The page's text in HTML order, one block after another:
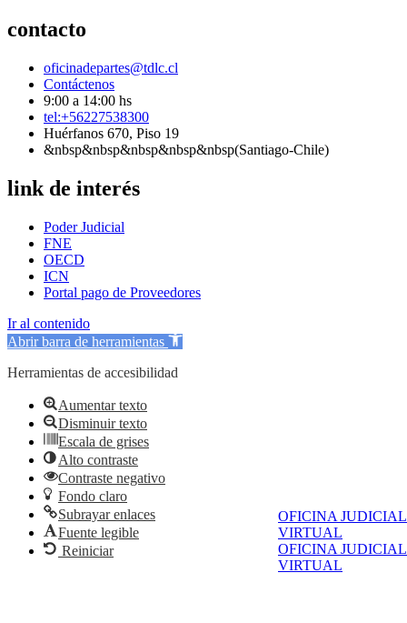
OFICINA JUDICIAL
VIRTUAL
OFICINA JUDICIAL
VIRTUAL
contacto
oficinadepartes@tdlc.cl
Contáctenos
9:00 a 14:00 hs
tel:+56227538300
Huérfanos 670, Piso 19
&nbsp&nbsp&nbsp&nbsp&nbsp(Santiago-Chile)
link de interés
Poder Judicial
FNE
OECD
ICN
Portal pago de Proveedores
Ir al contenido
Abrir barra de herramientas
Herramientas de accesibilidad
Aumentar texto
Disminuir texto
Escala de grises
Alto contraste
Contraste negativo
Fondo claro
Subrayar enlaces
Fuente legible
Reiniciar